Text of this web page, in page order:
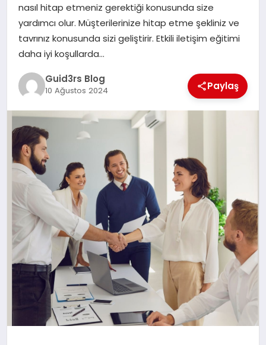
EĞITIM
nasıl hitap etmeniz gerektiği konusunda size
yardımcı olur. Müşterilerinize hitap etme şekliniz ve
tavrınız konusunda sizi geliştirir. Etkili iletişim eğitimi
daha iyi koşullarda…
Guid3rs Blog
10 Ağustos 2024 Paylaş